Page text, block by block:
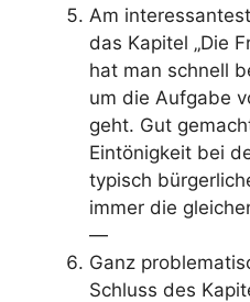
Am
das Kapitel „Die
hat man schnell
um die Aufgabe
geht. Gut
Eintönigkeit bei
typisch
immer die
—
Ganz
Schluss des